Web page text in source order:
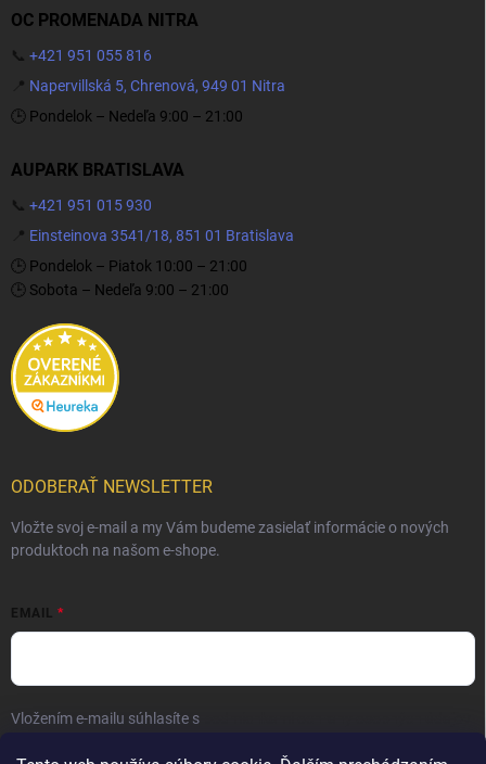
OC PROMENADA NITRA
📞 +421 951 055 816
📍 Napervillská 5, Chrenová, 949 01 Nitra
🕒 Pondelok – Nedeľa 9:00 – 21:00
AUPARK BRATISLAVA
📞 +421 951 015 930
📍 Einsteinova 3541/18, 851 01 Bratislava
🕒 Pondelok – Piatok 10:00 – 21:00
🕒 Sobota – Nedeľa 9:00 – 21:00
ODOBERAŤ NEWSLETTER
Vložte svoj e-mail a my Vám budeme zasielať informácie o nových
produktoch na našom e-shope.
EMAIL
Vložením e-mailu súhlasíte s
Prihlásiť sa